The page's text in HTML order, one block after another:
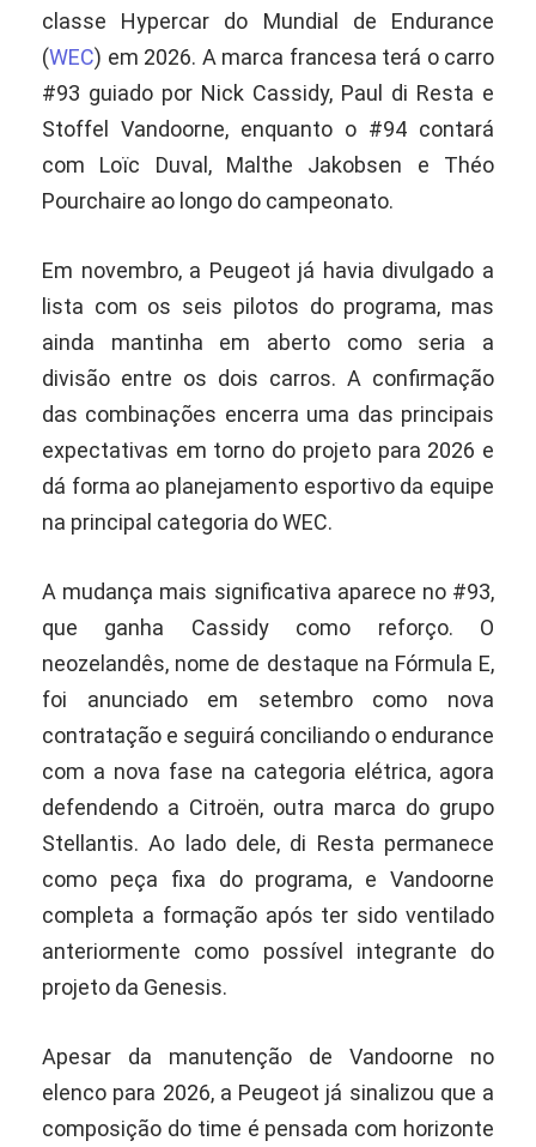
classe Hypercar do Mundial de Endurance
(WEC) em 2026. A marca francesa terá o carro
#93 guiado por Nick Cassidy, Paul di Resta e
Stoffel Vandoorne, enquanto o #94 contará
com Loïc Duval, Malthe Jakobsen e Théo
Pourchaire ao longo do campeonato.
Em novembro, a Peugeot já havia divulgado a
lista com os seis pilotos do programa, mas
ainda mantinha em aberto como seria a
divisão entre os dois carros. A confirmação
das combinações encerra uma das principais
expectativas em torno do projeto para 2026 e
dá forma ao planejamento esportivo da equipe
na principal categoria do WEC.
A mudança mais significativa aparece no #93,
que ganha Cassidy como reforço. O
neozelandês, nome de destaque na Fórmula E,
foi anunciado em setembro como nova
contratação e seguirá conciliando o endurance
com a nova fase na categoria elétrica, agora
defendendo a Citroën, outra marca do grupo
Stellantis. Ao lado dele, di Resta permanece
como peça fixa do programa, e Vandoorne
completa a formação após ter sido ventilado
anteriormente como possível integrante do
projeto da Genesis.
Apesar da manutenção de Vandoorne no
elenco para 2026, a Peugeot já sinalizou que a
composição do time é pensada com horizonte